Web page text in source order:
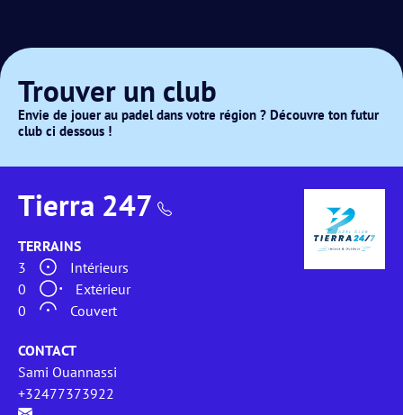
Trouver un club
Envie de jouer au padel dans votre région ? Découvre ton futur
club ci dessous !
Tierra 247
TERRAINS
3
Intérieurs
0
Extérieur
0
Couvert
CONTACT
Sami Ouannassi
+32477373922